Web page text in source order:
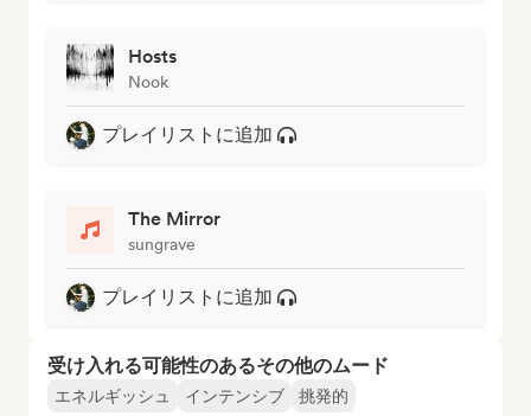
Hosts
Nook
プレイリストに追加
The Mirror
sungrave
プレイリストに追加
受け入れる可能性のあるその他のムード
エネルギッシュ インテンシブ 挑発的